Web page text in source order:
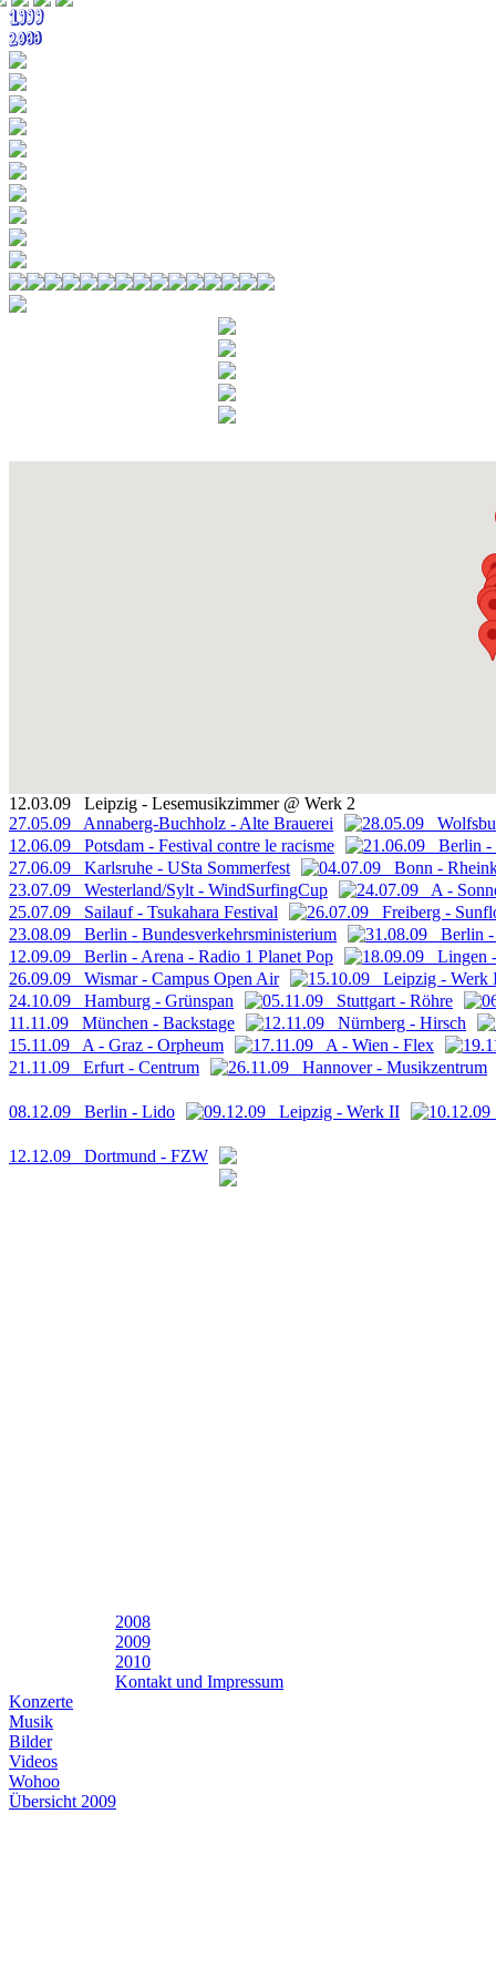
12.03.09 Leipzig - Lesemusikzimmer @ Werk 2
27.05.09 Annaberg-Buchholz - Alte Brauerei
28.05.09
12.06.09 Potsdam - Festival contre le racisme
21.06.09 Berlin -
27.06.09 Karlsruhe - USta Sommerfest
04.07.09 Bonn -
23.07.09 Westerland/Sylt - WindSurfingCup
24.07.09 A -
25.07.09 Sailauf - Tsukahara Festival
26.07.09 Freiberg -
23.08.09 Berlin - Bundesverkehrsministerium
31.08.09 Berlin -
12.09.09 Berlin - Arena - Radio 1 Planet Pop
18.09.09 Lingen
26.09.09 Wismar - Campus Open Air
15.10.09 Leipzig - Werk
24.10.09 Hamburg - Grünspan
05.11.09 Stuttgart - Röhre
11.11.09 München - Backstage
12.11.09 Nürnberg - Hirsch
15.11.09 A - Graz - Orpheum
17.11.09 A - Wien - Flex
21.11.09 Erfurt - Centrum
26.11.09 Hannover - Musikzentrum
08.12.09 Berlin - Lido 09.12.09 Leipzig - Werk II
12.12.09 Dortmund - FZW
2008
2009
2010
Kontakt und Impressum
Konzerte
Musik
Bilder
Videos
Wohoo
Übersicht 2009